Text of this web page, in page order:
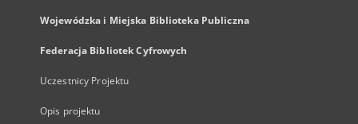
Wojewódzka i Miejska Biblioteka Publiczna
Federacja Bibliotek Cyfrowych
Uczestnicy Projektu
Opis projektu